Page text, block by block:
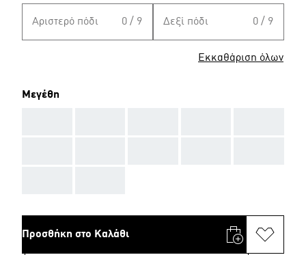
Αριστερό πόδι 0 / 9 Δεξί πόδι 0 / 9
Εκκαθάριση όλων
Μεγέθη
Προσθήκη στο Καλάθι